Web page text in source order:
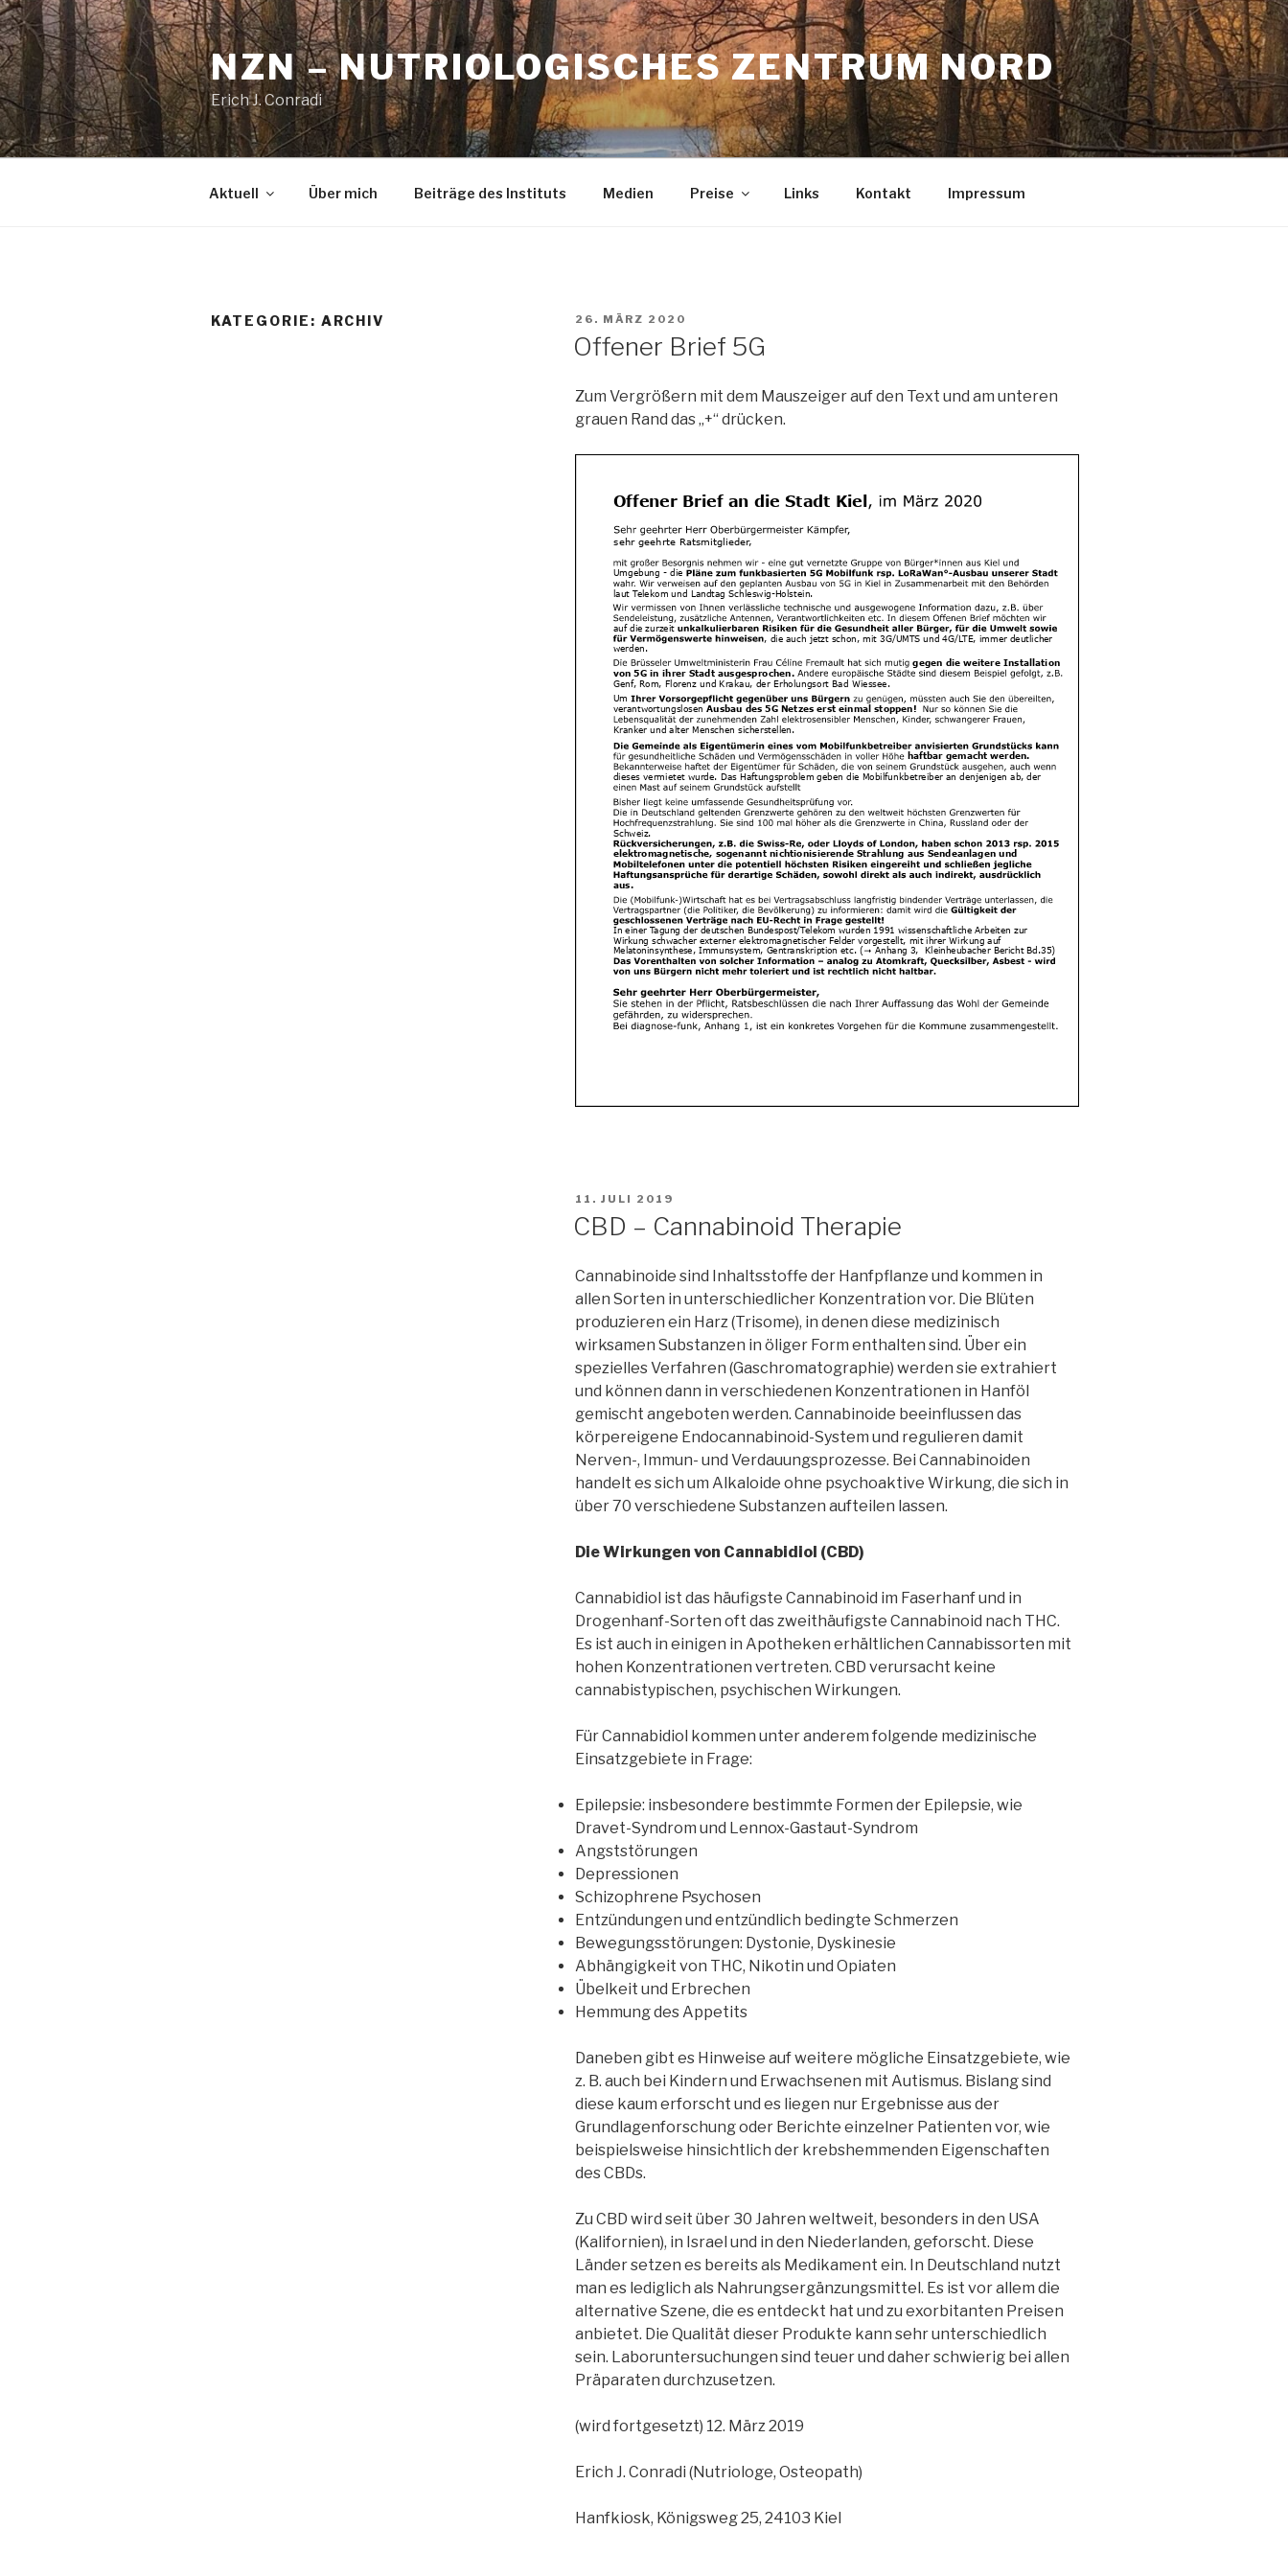
Zum
Inhalt
springen
NZN – NUTRIOLOGISCHES ZENTRUM NORD
Erich J. Conradi
Aktuell Über mich Beiträge des Instituts Medien Preise Links Kontakt Impressum
KATEGORIE: ARCHIV
VERÖFFENTLICHT
26. MÄRZ 2020
Offener Brief 5G
Zum Vergrößern mit dem Mauszeiger auf den Text und am unteren
grauen Rand das „+“ drücken.
VERÖFFENTLICHT
11. JULI 2019
CBD – Cannabinoid Therapie
Cannabinoide sind Inhaltsstoffe der Hanfpflanze und kommen in
allen Sorten in unterschiedlicher Konzentration vor. Die Blüten
produzieren ein Harz (Trisome), in denen diese medizinisch
wirksamen Substanzen in öliger Form enthalten sind. Über ein
spezielles Verfahren (Gaschromatographie) werden sie extrahiert
und können dann in verschiedenen Konzentrationen in Hanföl
gemischt angeboten werden. Cannabinoide beeinflussen das
körpereigene Endocannabinoid-System und regulieren damit
Nerven-, Immun- und Verdauungsprozesse. Bei Cannabinoiden
handelt es sich um Alkaloide ohne psychoaktive Wirkung, die sich in
über 70 verschiedene Substanzen aufteilen lassen.
Die Wirkungen von Cannabidiol (CBD)
Cannabidiol ist das häufigste Cannabinoid im Faserhanf und in
Drogenhanf-Sorten oft das zweithäufigste Cannabinoid nach THC.
Es ist auch in einigen in Apotheken erhältlichen Cannabissorten mit
hohen Konzentrationen vertreten. CBD verursacht keine
cannabistypischen, psychischen Wirkungen.
Für Cannabidiol kommen unter anderem folgende medizinische
Einsatzgebiete in Frage:
Epilepsie: insbesondere bestimmte Formen der Epilepsie, wie
Dravet-Syndrom und Lennox-Gastaut-Syndrom
Angststörungen
Depressionen
Schizophrene Psychosen
Entzündungen und entzündlich bedingte Schmerzen
Bewegungsstörungen: Dystonie, Dyskinesie
Abhängigkeit von THC, Nikotin und Opiaten
Übelkeit und Erbrechen
Hemmung des Appetits
Daneben gibt es Hinweise auf weitere mögliche Einsatzgebiete, wie
z. B. auch bei Kindern und Erwachsenen mit Autismus. Bislang sind
diese kaum erforscht und es liegen nur Ergebnisse aus der
Grundlagenforschung oder Berichte einzelner Patienten vor, wie
beispielsweise hinsichtlich der krebshemmenden Eigenschaften
des CBDs.
Zu CBD wird seit über 30 Jahren weltweit, besonders in den USA
(Kalifornien), in Israel und in den Niederlanden, geforscht. Diese
Länder setzen es bereits als Medikament ein. In Deutschland nutzt
man es lediglich als Nahrungsergänzungsmittel. Es ist vor allem die
alternative Szene, die es entdeckt hat und zu exorbitanten Preisen
anbietet. Die Qualität dieser Produkte kann sehr unterschiedlich
sein. Laboruntersuchungen sind teuer und daher schwierig bei allen
Präparaten durchzusetzen.
(wird fortgesetzt) 12. März 2019
Erich J. Conradi (Nutriologe, Osteopath)
Hanfkiosk, Königsweg 25, 24103 Kiel